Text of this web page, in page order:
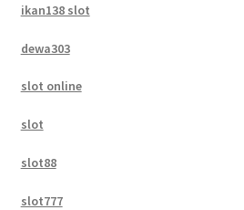
ikan138 slot
dewa303
slot online
slot
slot88
slot777